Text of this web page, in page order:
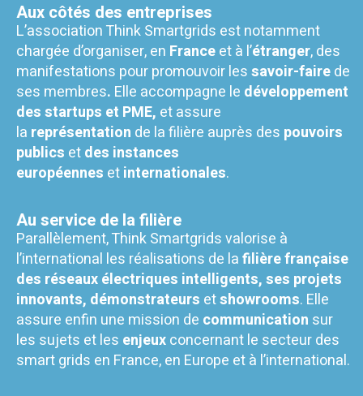
Aux côtés des entreprises
L’association Think Smartgrids est notamment
chargée d’organiser, en Franceet à l’étranger, des
manifestations pour promouvoir lessavoir-fairede
ses membres. Elle accompagne le développement
des startups et PME, et assure
la représentation de la filière auprès des pouvoirs
publics etdes instances
européennes etinternationales.
Au service de la filière
Parallèlement, Think Smartgrids valorise à
l’international les réalisations de lafilière française
des réseaux électriques intelligents, ses projets
innovants, démonstrateurs etshowrooms. Elle
assure enfin une mission de communication sur
les sujets et les enjeuxconcernant le secteur des
smart grids en France, en Europe et à l’international.